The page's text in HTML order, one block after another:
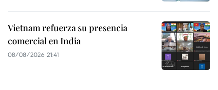
Vietnam refuerza su presencia
comercial en India
08/08/2026 21:41